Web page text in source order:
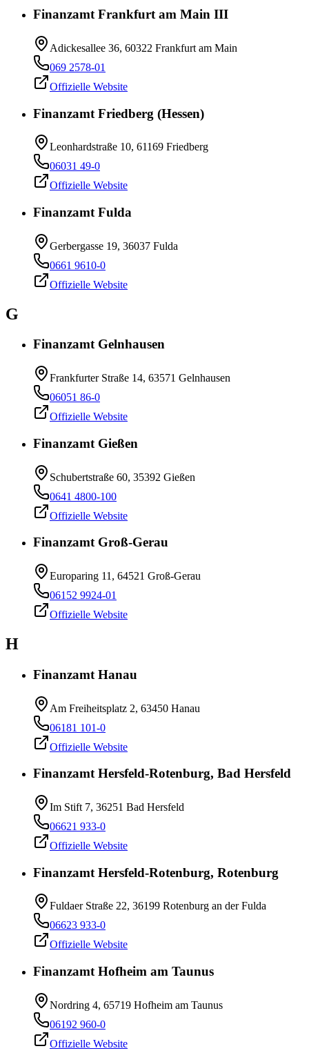
Finanzamt Frankfurt am Main III
Adickesallee 36, 60322 Frankfurt am Main
069 2578-01
Offizielle Website
Finanzamt Friedberg (Hessen)
Leonhardstraße 10, 61169 Friedberg
06031 49-0
Offizielle Website
Finanzamt Fulda
Gerbergasse 19, 36037 Fulda
0661 9610-0
Offizielle Website
G
Finanzamt Gelnhausen
Frankfurter Straße 14, 63571 Gelnhausen
06051 86-0
Offizielle Website
Finanzamt Gießen
Schubertstraße 60, 35392 Gießen
0641 4800-100
Offizielle Website
Finanzamt Groß-Gerau
Europaring 11, 64521 Groß-Gerau
06152 9924-01
Offizielle Website
H
Finanzamt Hanau
Am Freiheitsplatz 2, 63450 Hanau
06181 101-0
Offizielle Website
Finanzamt Hersfeld-Rotenburg, Bad Hersfeld
Im Stift 7, 36251 Bad Hersfeld
06621 933-0
Offizielle Website
Finanzamt Hersfeld-Rotenburg, Rotenburg
Fuldaer Straße 22, 36199 Rotenburg an der Fulda
06623 933-0
Offizielle Website
Finanzamt Hofheim am Taunus
Nordring 4, 65719 Hofheim am Taunus
06192 960-0
Offizielle Website